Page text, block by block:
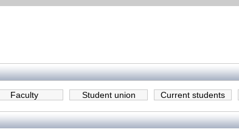
Current students
Student union
Faculty